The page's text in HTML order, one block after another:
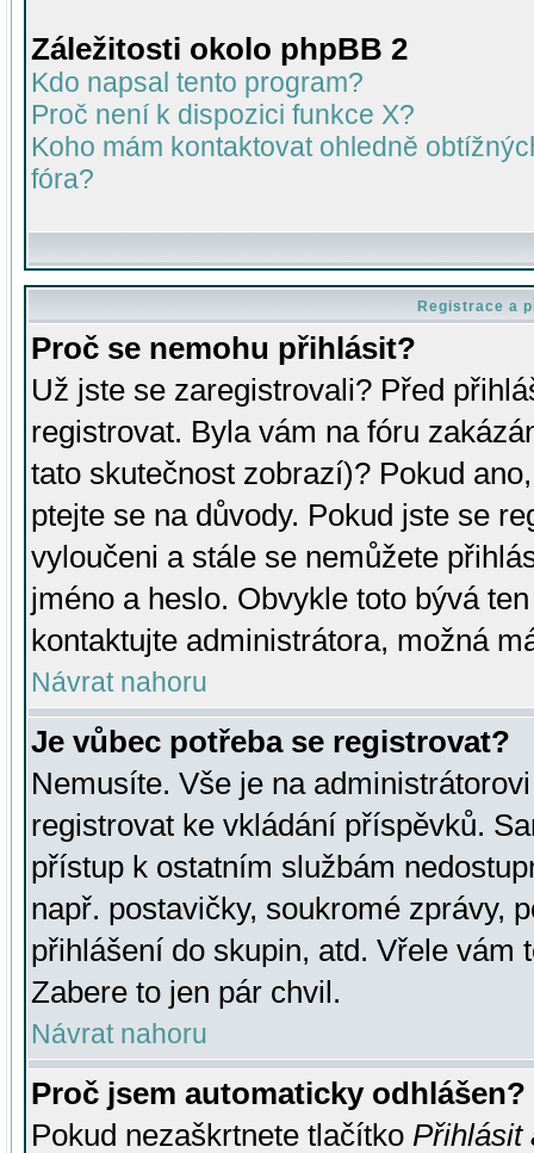
Záležitosti okolo phpBB 2
Kdo napsal tento program?
Proč není k dispozici funkce X?
Koho mám kontaktovat ohledně
fóra?
Registrace a
Proč se nemohu přihlásit?
Už jste se zaregistrovali? Před
registrovat. Byla vám na fóru
tato skutečnost zobrazí)? Pokud
ptejte se na důvody. Pokud jste se
vyloučeni a stále se nemůžete
jméno a heslo. Obvykle toto bývá
kontaktujte administrátora, možná
Návrat nahoru
Je vůbec potřeba se registrovat?
Nemusíte. Vše je na
registrovat ke vkládání příspěvků.
přístup k ostatním službám
např. postavičky, soukromé zprávy,
přihlášení do skupin, atd. Vřele vám
Zabere to jen pár chvil.
Návrat nahoru
Proč jsem automaticky odhlášen?
Pokud nezaškrtnete tlačítko Přihlásit